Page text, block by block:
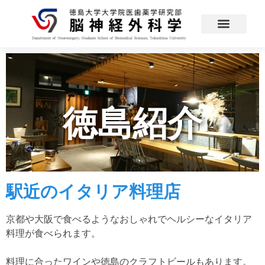
徳島紹介
駅近のイタリア料理店
京都や大阪で食べるようなおしゃれでヘルシーなイタリア
料理が食べられます。
料理に合ったワインや徳島のクラフトビールもあります。